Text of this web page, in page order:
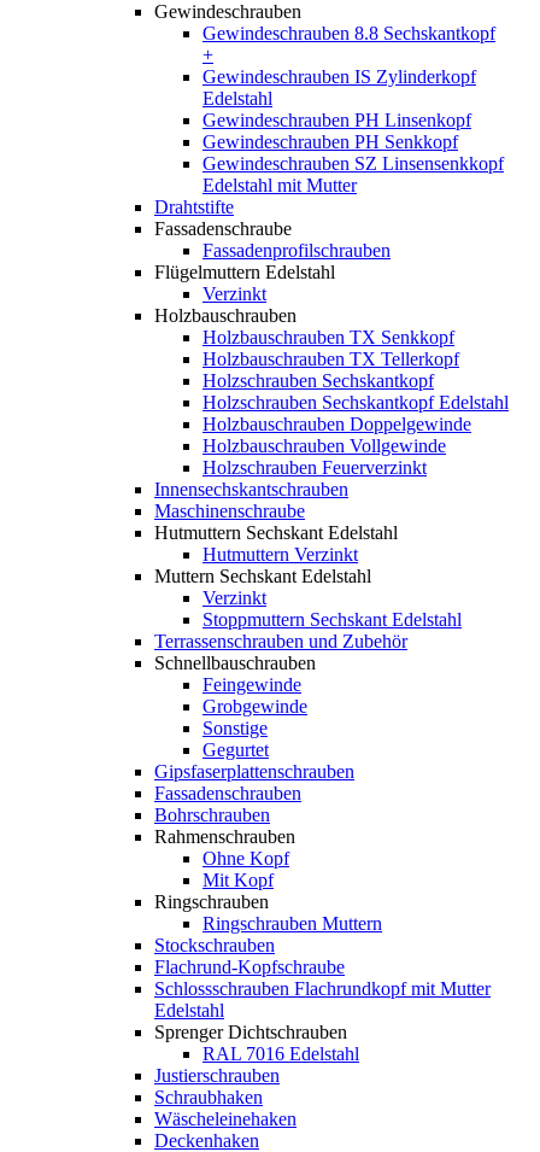
Gewindeschrauben
Gewindeschrauben 8.8 Sechskantkopf
+
Gewindeschrauben IS Zylinderkopf
Edelstahl
Gewindeschrauben PH Linsenkopf
Gewindeschrauben PH Senkkopf
Gewindeschrauben SZ Linsensenkkopf
Edelstahl mit Mutter
Drahtstifte
Fassadenschraube
Fassadenprofilschrauben
Flügelmuttern Edelstahl
Verzinkt
Holzbauschrauben
Holzbauschrauben TX Senkkopf
Holzbauschrauben TX Tellerkopf
Holzschrauben Sechskantkopf
Holzschrauben Sechskantkopf Edelstahl
Holzbauschrauben Doppelgewinde
Holzbauschrauben Vollgewinde
Holzschrauben Feuerverzinkt
Innensechskantschrauben
Maschinenschraube
Hutmuttern Sechskant Edelstahl
Hutmuttern Verzinkt
Muttern Sechskant Edelstahl
Verzinkt
Stoppmuttern Sechskant Edelstahl
Terrassenschrauben und Zubehör
Schnellbauschrauben
Feingewinde
Grobgewinde
Sonstige
Gegurtet
Gipsfaserplattenschrauben
Fassadenschrauben
Bohrschrauben
Rahmenschrauben
Ohne Kopf
Mit Kopf
Ringschrauben
Ringschrauben Muttern
Stockschrauben
Flachrund-Kopfschraube
Schlossschrauben Flachrundkopf mit Mutter
Edelstahl
Sprenger Dichtschrauben
RAL 7016 Edelstahl
Justierschrauben
Schraubhaken
Wäscheleinehaken
Deckenhaken